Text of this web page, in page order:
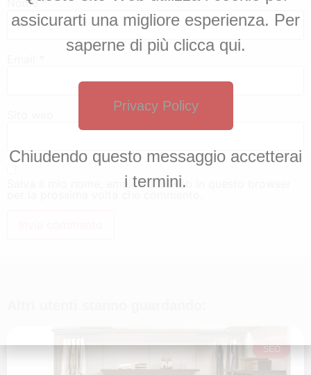
Nome*
Salva il mio nome, email e sito web in questo browser
SEO
assicurarti una migliore esperienza. Per
saperne di più clicca qui.
Privacy Policy
Chiudendo questo messaggio accetterai
i termini.